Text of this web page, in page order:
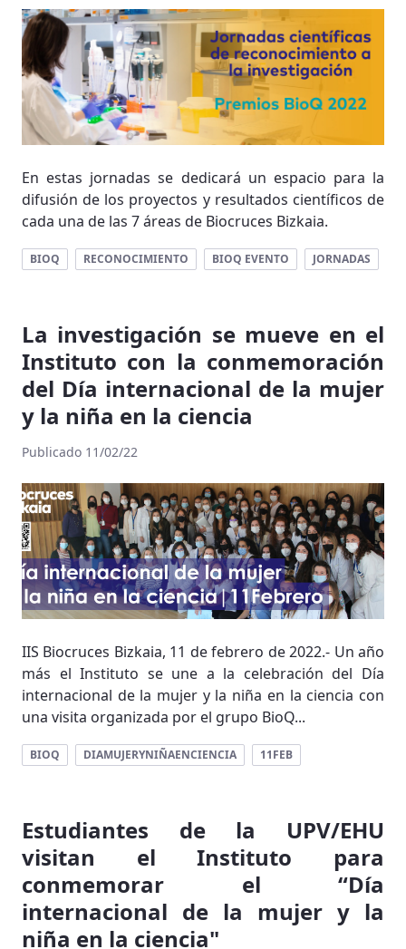
En estas jornadas se dedicará un espacio para la
difusión de los proyectos y resultados científicos de
cada una de las 7 áreas de Biocruces Bizkaia.
BIOQ RECONOCIMIENTO BIOQ EVENTO JORNADAS
La investigación se mueve en el
Instituto con la conmemoración
del Día internacional de la mujer
y la niña en la ciencia
Publicado 11/02/22
IIS Biocruces Bizkaia, 11 de febrero de 2022.- Un año
más el Instituto se une a la celebración del Día
internacional de la mujer y la niña en la ciencia con
una visita organizada por el grupo BioQ...
BIOQ DIAMUJERYNIÑAENCIENCIA 11FEB
Estudiantes de la UPV/EHU
visitan el Instituto para
conmemorar el “Día
internacional de la mujer y la
niña en la ciencia"